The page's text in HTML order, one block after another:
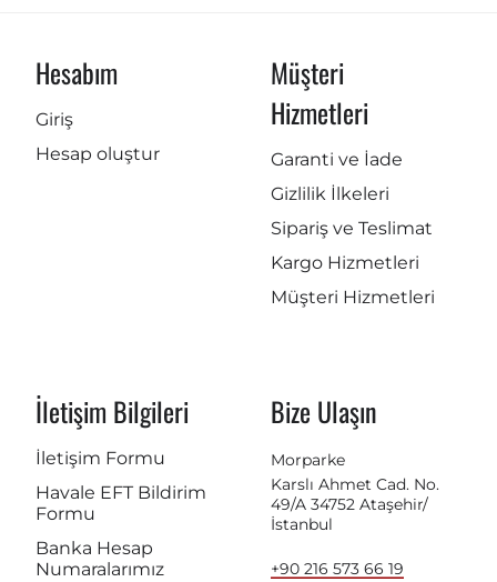
Hesabım
Giriş
Hesap oluştur
Müşteri
Hizmetleri
Garanti ve İade
Gizlilik İlkeleri
Sipariş ve Teslimat
Kargo Hizmetleri
Müşteri Hizmetleri
İletişim Bilgileri
İletişim Formu
Havale EFT Bildirim
Formu
Banka Hesap
Numaralarımız
Bize Ulaşın
Morparke
Karslı Ahmet Cad. No.
49/A 34752 Ataşehir/
İstanbul
+90 216 573 66 19